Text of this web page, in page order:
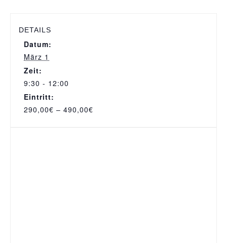
DETAILS
Datum:
März 1
Zeit:
9:30 - 12:00
Eintritt:
290,00€ – 490,00€